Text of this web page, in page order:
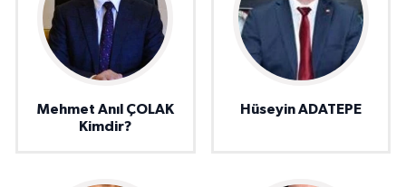
Mehmet Anıl ÇOLAK
Kimdir?
Hüseyin ADATEPE